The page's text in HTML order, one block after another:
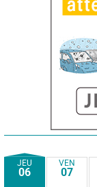
JEU
06
VEN
07